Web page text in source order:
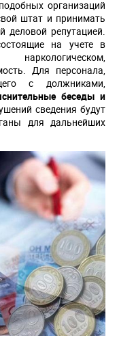
организаций
штат и принимать
деловой репутацией.
на учете в
наркологическом,
Для персонала,
с должниками,
беседы и
сведения будут
для дальнейших